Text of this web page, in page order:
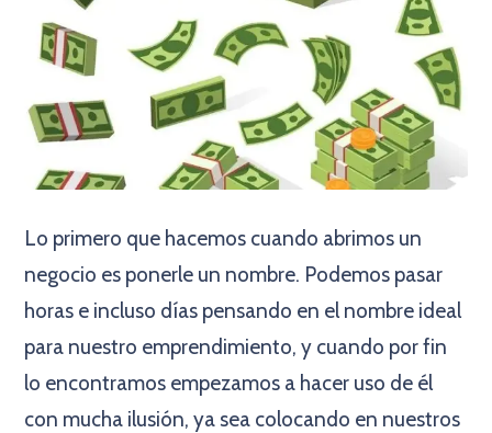
Lo primero que hacemos cuando abrimos un
negocio es ponerle un nombre. Podemos pasar
horas e incluso días pensando en el nombre ideal
para nuestro emprendimiento, y cuando por fin
lo encontramos empezamos a hacer uso de él
con mucha ilusión, ya sea colocando en nuestros